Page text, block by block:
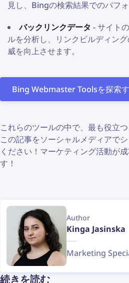
見し、Bingの検索結果でのパフ
バックリンクデータ - サイト
ルを分析し、リンクビルディン
威を向上させます。
Bing Webmaster Toolsを探索
これらのツールの中で、最も役立
この記事をソーシャルメディアで
ください！マーケティング活動が
す！
Author
Kinga Jasinska
Marketing
続きを読む